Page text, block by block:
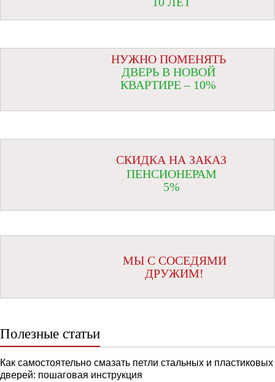
НУЖНО ПОМЕНЯТЬ
ДВЕРЬ В НОВОЙ
КВАРТИРЕ – 10%
СКИДКА НА ЗАКАЗ
ПЕНСИОНЕРАМ
5%
МЫ С СОСЕДЯМИ
ДРУЖИМ!
Полезные статьи
Как самостоятельно смазать петли стальных и пластиковых
дверей: пошаговая инструкция